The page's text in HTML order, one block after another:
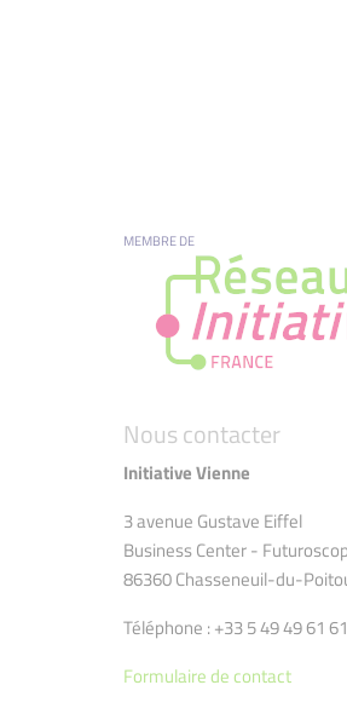
MEMBRE DE
Nous contacter
Initiative Vienne
3 avenue Gustave Eiffel
Business Center -
86360 Chasseneuil-du-
Téléphone : +33 5 49 49 61 61
Formulaire de contact